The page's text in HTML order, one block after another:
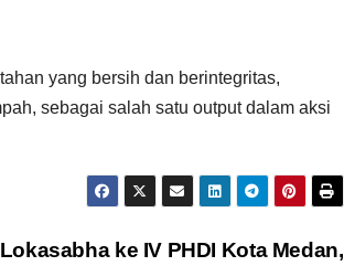
yang bersih dan berintegritas,
sebagai salah satu output dalam aksi
ke IV PHDI Kota Medan,